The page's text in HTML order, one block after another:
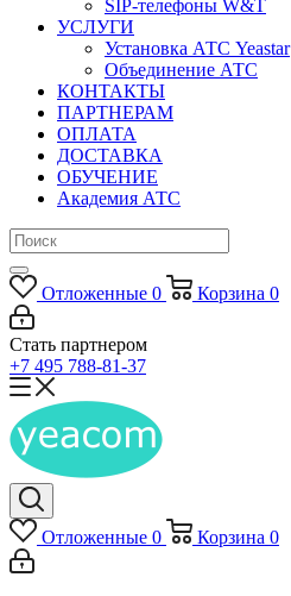
SIP-телефоны W&T
УСЛУГИ
Установка АТС Yeastar
Объединение АТС
КОНТАКТЫ
ПАРТНЕРАМ
ОПЛАТА
ДОСТАВКА
ОБУЧЕНИЕ
Академия АТС
Отложенные 0 Корзина 0
Стать партнером
+7 495 788-81-37
Отложенные 0 Корзина 0